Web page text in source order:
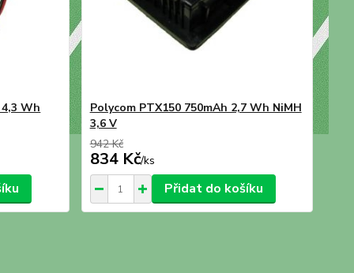
Wh
Polycom PTX150 750mAh 2,7 Wh NiMH
3,6 V
942 Kč
834 Kč/ks
Přidat do košíku